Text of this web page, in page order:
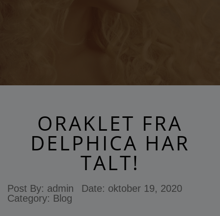
ORAKLET FRA
DELPHICA HAR
TALT!
Post By: admin Date: oktober 19, 2020
Category: Blog